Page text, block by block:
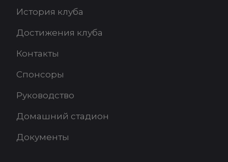
История клуба
Достижения клуба
Контакты
Спонсоры
Руководство
Домашний стадион
Документы